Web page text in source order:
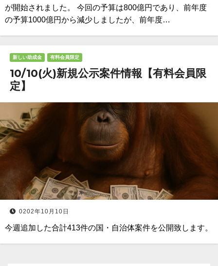
が開始されました。 今回の予算は800億円であり、前年度
の予算1000億円から減少しましたが、前年度…
新しい助成金 有料会員限定
10/10(火)新規公示案件情報【有料会員限
定】
0202年10月10日
今週追加した合計413件の国・自治体案件を公開致します。